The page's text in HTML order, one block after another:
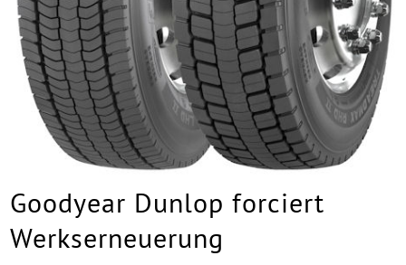
Goodyear Dunlop forciert
Werkserneuerung